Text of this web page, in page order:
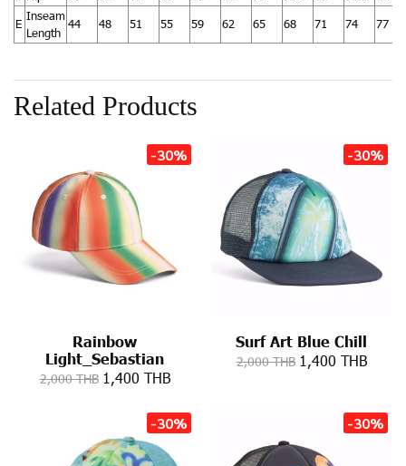
E
Inseam
Length
44 48 51 55 59 62 65 68 71 74 77
Related Products
-30%
Rainbow
Light_Sebastian
2,000 THB 1,400 THB
-30%
Surf Art Blue Chill
2,000 THB 1,400 THB
-30% -30%